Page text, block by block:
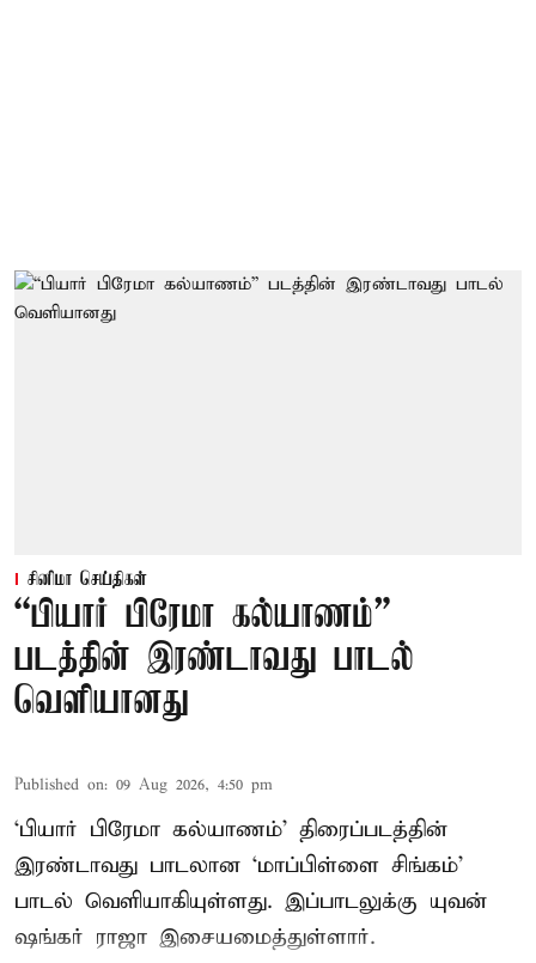
சினிமா செய்திகள்
“பியார் பிரேமா கல்யாணம்”
படத்தின் இரண்டாவது பாடல்
வெளியானது
Published on: 09 Aug 2026, 4:50 pm
‘பியார் பிரேமா கல்யாணம்’ திரைப்படத்தின்
இரண்டாவது பாடலான ‘மாப்பிள்ளை சிங்கம்’
பாடல் வெளியாகியுள்ளது. இப்பாடலுக்கு யுவன்
ஷங்கர் ராஜா இசையமைத்துள்ளார்.